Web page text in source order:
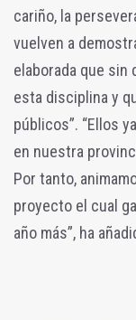
cariño, la
vuelven a
elaborada que sin
esta disciplina y
públicos”. “Ellos
en nuestra
Por tanto,
proyecto el cual
año más”, ha